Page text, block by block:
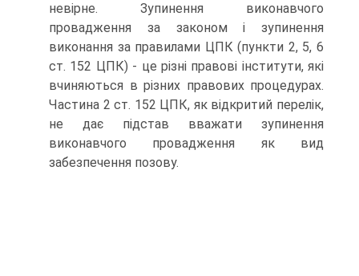
невірне. Зупинення виконавчого
провадження за законом і зупинення
виконання за правилами ЦПК (пункти 2, 5, 6
ст. 152 ЦПК) - це різні правові інститути, які
вчиняються в різних правових процедурах.
Частина 2 ст. 152 ЦПК, як відкритий перелік,
не дає підстав вважати зупинення
виконавчого провадження як вид
забезпечення позову.